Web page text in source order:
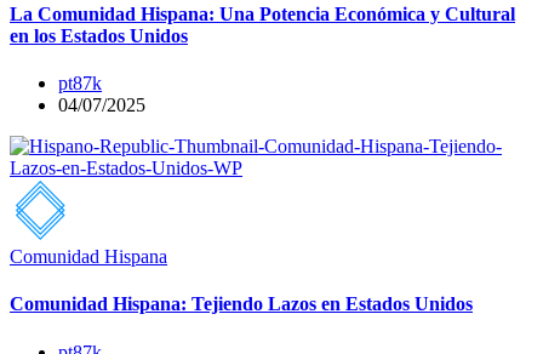
La Comunidad Hispana: Una Potencia Económica y Cultural
en los Estados Unidos
pt87k
04/07/2025
Comunidad Hispana
Comunidad Hispana: Tejiendo Lazos en Estados Unidos